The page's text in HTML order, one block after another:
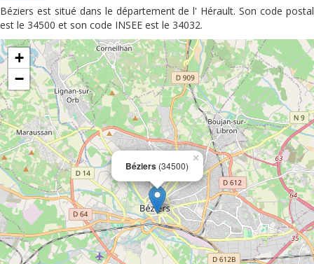
Béziers est situé dans le département de l' Hérault. Son code postal
est le 34500 et son code INSEE est le 34032.
Béziers (34500)
×
+
−